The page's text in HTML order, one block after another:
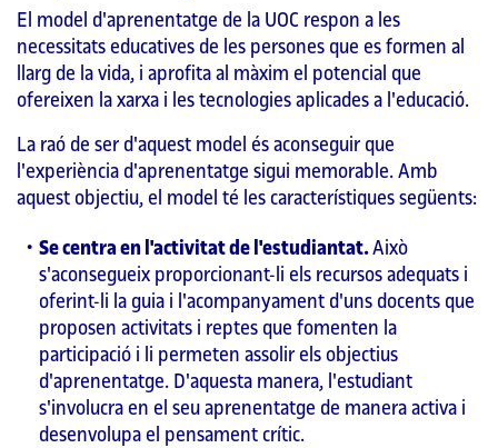
El model d'aprenentatge de la UOC respon a les
necessitats educatives de les persones que es formen al
llarg de la vida, i aprofita al màxim el potencial que
ofereixen la xarxa i les tecnologies aplicades a l'educació.
La raó de ser d'aquest model és aconseguir que
l'experiència d'aprenentatge sigui memorable. Amb
aquest objectiu, el model té les característiques següents:
Se centra en l'activitat de l'estudiantat.Això
s'aconsegueix proporcionant-li els recursos adequats i
oferint-li la guia i l'acompanyament d'uns docents que
proposen activitats i reptes que fomenten la
participació i li permeten assolir els objectius
d'aprenentatge. D'aquesta manera, l'estudiant
s'involucra en el seu aprenentatge de manera activa i
desenvolupa el pensament crític.